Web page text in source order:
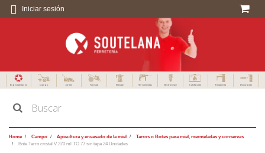
Iniciar sesión
Especialistas en Campo Jardín Forestal Menaje Herramientas Electricidad Calefacción Fontanería Decoración
Home Campo Apicultura y envasado de la miel
Tarros o Botes para miel, mermeladas y conservas
Bote Tarro cristal V 370 ml TO 77 sin tapa 24 Unidades